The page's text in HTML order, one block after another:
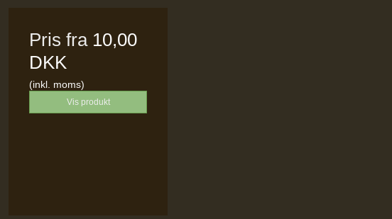
Pris fra 10,00
DKK
(inkl. moms)
Vis produkt